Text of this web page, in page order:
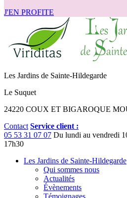
J'EN PROFITE
Les Jardins de Sainte-Hildegarde
Le Suquet
24220 COUX ET BIGAROQUE
Contact Service client :
05 53 31 07 07 Du lundi au vendredi
17h30
Les Jardins de Sainte-Hildegarde
Qui sommes nous
Actualités
Évènements
Témoignages